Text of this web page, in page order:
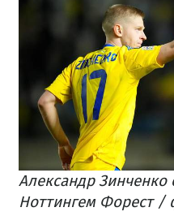
Александр
Ноттингем Форест /